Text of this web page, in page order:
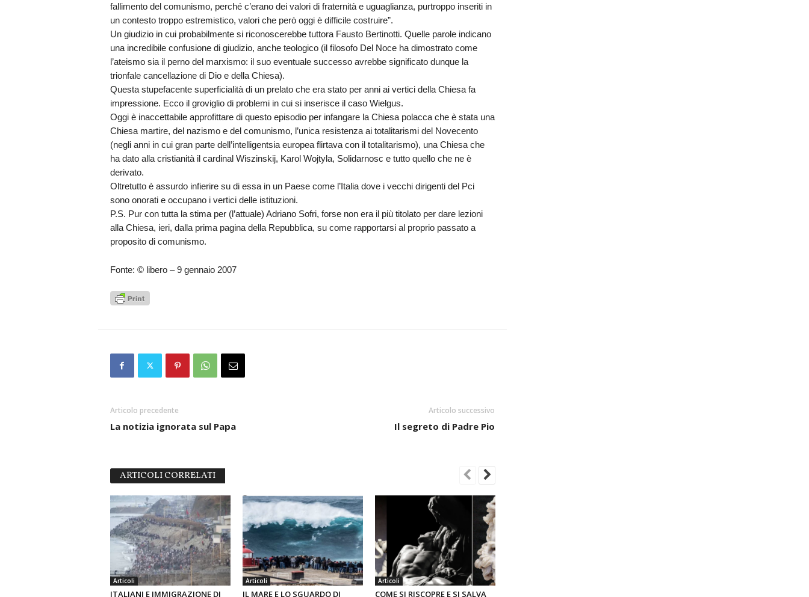
fallimento del comunismo, perché c’erano dei valori di fraternità e uguaglianza, purtroppo inseriti in
un contesto troppo estremistico, valori che però oggi è difficile costruire”.
Un giudizio in cui probabilmente si riconoscerebbe tuttora Fausto Bertinotti. Quelle parole indicano
una incredibile confusione di giudizio, anche teologico (il filosofo Del Noce ha dimostrato come
l’ateismo sia il perno del marxismo: il suo eventuale successo avrebbe significato dunque la
trionfale cancellazione di Dio e della Chiesa).
Questa stupefacente superficialità di un prelato che era stato per anni ai vertici della Chiesa fa
impressione. Ecco il groviglio di problemi in cui si inserisce il caso Wielgus.
Oggi è inaccettabile approfittare di questo episodio per infangare la Chiesa polacca che è stata una
Chiesa martire, del nazismo e del comunismo, l’unica resistenza ai totalitarismi del Novecento
(negli anni in cui gran parte dell’intelligentsia europea flirtava con il totalitarismo), una Chiesa che
ha dato alla cristianità il cardinal Wiszinskij, Karol Wojtyla, Solidarnosc e tutto quello che ne è
derivato.
Oltretutto è assurdo infierire su di essa in un Paese come l’Italia dove i vecchi dirigenti del Pci
sono onorati e occupano i vertici delle istituzioni.
P.S. Pur con tutta la stima per (l’attuale) Adriano Sofri, forse non era il più titolato per dare lezioni
alla Chiesa, ieri, dalla prima pagina della Repubblica, su come rapportarsi al proprio passato a
proposito di comunismo.
Fonte: © libero – 9 gennaio 2007
Articolo precedente
La notizia ignorata sul Papa
Articolo successivo
Il segreto di Padre Pio
ARTICOLI CORRELATI
Articoli
ITALIANI E IMMIGRAZIONE DI
Articoli
IL MARE E LO SGUARDO DI
Articoli
COME SI RISCOPRE E SI SALVA